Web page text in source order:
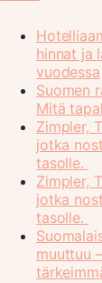
hinnat ja
vuodessa
Suomen
Mitä
Zimpler,
jotka
tasolle.
Zimpler,
jotka
tasolle.
muuttuu